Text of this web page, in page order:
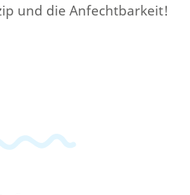
und die Anfechtbarkeit!